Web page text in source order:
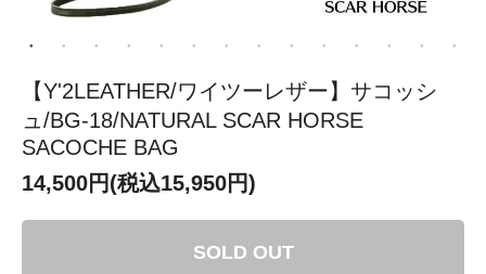
【Y'2LEATHER/ワイツーレザー】サコッシ
ュ/BG-18/NATURAL SCAR HORSE
SACOCHE BAG
14,500円(税込15,950円)
SOLD OUT